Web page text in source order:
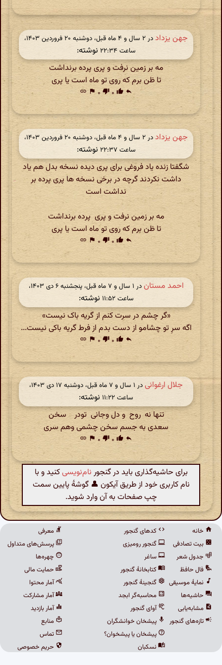
جهن یزداد
در ‫۲ سال و ۴ ماه قبل، دوشنبه ۲۰ فروردین ۱۴۰۳،
ساعت ۲۲:۳۴
نوشته:
مه بر زمین نرفت و پری پرده برنداشت
تا ظن برم که روی تو ماه است یا پری
reply
thumb_up ۰ thumb_down ۰ flag
link
جهن یزداد
در ‫۲ سال و ۴ ماه قبل، دوشنبه ۲۰ فروردین ۱۴۰۳،
ساعت ۲۲:۳۷
نوشته:
شگفتا زنده یاد فروغی برای پری دیده نسخه بدل هم یاد
داشت نکردند گرچه در برخی نسخه ها پری پرده بر
نداشت است
مه بر زمین نرفت و پری پرده برنداشت
تا ظن برم که روی تو ماه است یا پری
reply
thumb_up ۰ thumb_down ۰ flag
link
احمد مستان
در ‫۱ سال و ۷ ماه قبل، پنجشنبه ۶ دی ۱۴۰۳،
ساعت ۱۱:۵۲
نوشته:
«گر چشم در سرت کنم از گریه باک نیست»
اگه سرِ تو چشامو از دست بدم از فرط گریه باکی نیست...
reply
thumb_up ۰ thumb_down ۰ flag
link
جلال ارغوانی
در ‫۱ سال و ۷ ماه قبل، دوشنبه ۱۷ دی ۱۴۰۳،
ساعت ۱۱:۲۲
نوشته:
تنها نه روح و دل وجانی تودر سخن
سعدی به جسم سخن چشمی وهم سری
reply
thumb_up ۰ thumb_down ۰ flag
link
برای حاشیه‌گذاری باید در گنجور نام‌نویسیکنید و با
نام کاربری خود از طریق آیکون 👤 گوشهٔ پایین سمت
چپ صفحات به آن وارد شوید.
خانه
بیت تصادفی
جدول شعر
فال حافظ
نمایهٔ موسیقی
حاشیه‌ها
مشابه‌یابی
تازه‌های گنجور
کدهای گنجور
گنجور رومیزی
ساغر
کتابخانهٔ گنجور
گنجینهٔ گنجور
محاسبه‌گر ابجد
آوای گنجور
پیشخان خوانشگران
پیشخان یا پیشخوان؟
نسکبان
معرفی
پرسش‌های متداول
چهره‌ها
حمایت مالی
آمار محتوا
آمار مشارکت
آمار بازدید
منابع
تماس
حریم خصوصی